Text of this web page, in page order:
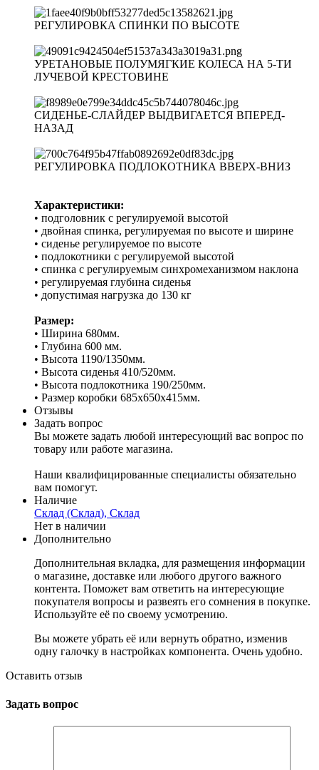
РЕГУЛИРОВКА СПИНКИ ПО ВЫСОТЕ
УРЕТАНОВЫЕ ПОЛУМЯГКИЕ КОЛЕСА НА 5-ТИ
ЛУЧЕВОЙ КРЕСТОВИНЕ
СИДЕНЬЕ-СЛАЙДЕР ВЫДВИГАЕТСЯ ВПЕРЕД-
НАЗАД
РЕГУЛИРОВКА ПОДЛОКОТНИКА ВВЕРХ-ВНИЗ
Характеристики:
• подголовник с регулируемой высотой
• двойная спинка, регулируемая по высоте и ширине
• сиденье регулируемое по высоте
• подлокотники с регулируемой высотой
• спинка с регулируемым синхромеханизмом наклона
• регулируемая глубина сиденья
• допустимая нагрузка до 130 кг
Размер:
• Ширина 680мм.
• Глубина 600 мм.
• Высота 1190/1350мм.
• Высота сиденья 410/520мм.
• Высота подлокотника 190/250мм.
• Размер коробки 685х650х415мм.
Отзывы
Задать вопрос
Вы можете задать любой интересующий вас вопрос по
товару или работе магазина.
Наши квалифицированные специалисты обязательно
вам помогут.
Наличие
Склад (Склад), Склад
Нет в наличии
Дополнительно
Дополнительная вкладка, для размещения информации
о магазине, доставке или любого другого важного
контента. Поможет вам ответить на интересующие
покупателя вопросы и развеять его сомнения в покупке.
Используйте её по своему усмотрению.
Вы можете убрать её или вернуть обратно, изменив
одну галочку в настройках компонента. Очень удобно.
Оставить отзыв
Задать вопрос